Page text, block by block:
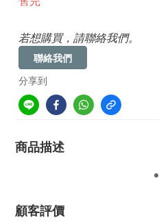
若想購買，請聯絡我們。
聯絡我們
分享到
商品描述
顧客評價